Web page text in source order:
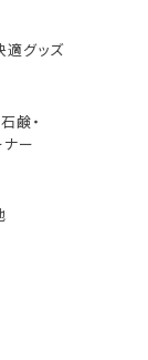
適グッズ
鹸・
ナー